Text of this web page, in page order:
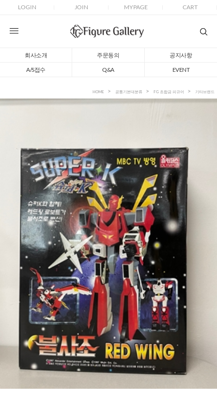
LOGIN JOIN MYPAGE CART
회사소개 주문동의
공지사항
A/S접수
Q&A EVENT
HOME 공통기본대분류 FG 초합금 피규어 기타브랜드